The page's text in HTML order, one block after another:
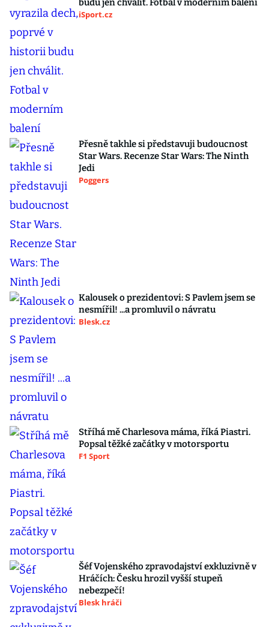
budu jen chválit. Fotbal v moderním balení
iSport.cz
Přesně takhle si představuji budoucnost
Star Wars. Recenze Star Wars: The Ninth
Jedi
Poggers
Kalousek o prezidentovi: S Pavlem jsem se
nesmířil! ...a promluvil o návratu
Blesk.cz
Stříhá mě Charlesova máma, říká Piastri.
Popsal těžké začátky v motorsportu
F1 Sport
Šéf Vojenského zpravodajství exkluzivně v
Hráčích: Česku hrozil vyšší stupeň
nebezpečí!
Blesk hráči